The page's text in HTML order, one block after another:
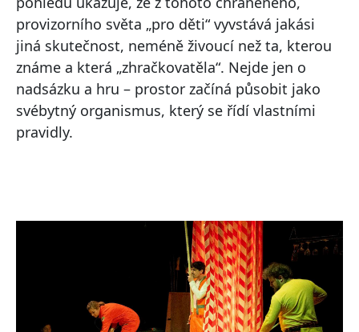
provizorního světa „pro děti“ vyvstává jakási
jiná skutečnost, neméně živoucí než ta, kterou
známe a která „zhračkovatěla“. Nejde jen o
nadsázku a hru – prostor začíná působit jako
svébytný organismus, který se řídí vlastními
pravidly.